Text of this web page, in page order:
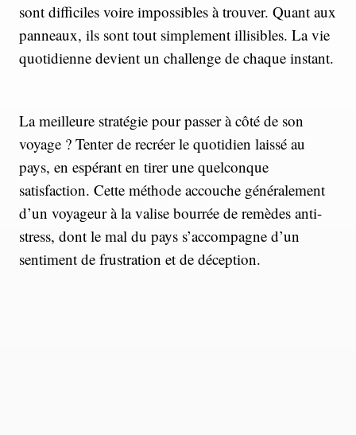
sont difficiles voire impossibles à trouver. Quant aux
panneaux, ils sont tout simplement illisibles. La vie
quotidienne devient un challenge de chaque instant.
La meilleure stratégie pour passer à côté de son
voyage ? Tenter de recréer le quotidien laissé au
pays, en espérant en tirer une quelconque
satisfaction. Cette méthode accouche généralement
d’un voyageur à la valise bourrée de remèdes anti-
stress, dont le mal du pays s’accompagne d’un
sentiment de frustration et de déception.